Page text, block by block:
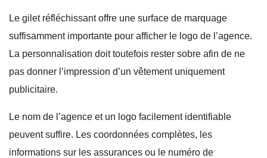
Le gilet réfléchissant offre une surface de marquage
suffisamment importante pour afficher le logo de l’agence.
La personnalisation doit toutefois rester sobre afin de ne
pas donner l’impression d’un vêtement uniquement
publicitaire.
Le nom de l’agence et un logo facilement identifiable
peuvent suffire. Les coordonnées complètes, les
informations sur les assurances ou le numéro de